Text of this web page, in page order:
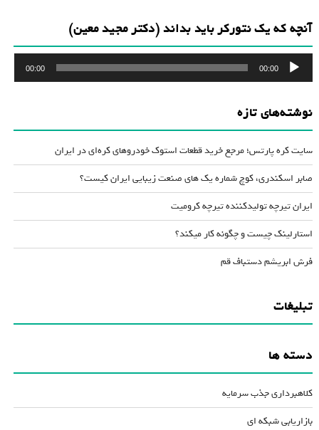
آنچه که یک نتورکر باید بداند (دکتر مجید معین)
پخش‌کننده
صوت
00:00
00:00
نوشته‌های تازه
سایت کره پارتس؛ مرجع خرید قطعات استوک خودروهای کره‌ای در ایران
صابر اسکندری، کوچ شماره یک های صنعت زیبایی ایران کیست؟
ایران تیرچه تولیدکننده تیرچه کرومیت
استارلینک چیست و چگونه کار میکند؟
فرش ابریشم دستباف قم
تبلیغات
دسته ها
کلاهبرداری جذب سرمایه
بازاریابی شبکه ای